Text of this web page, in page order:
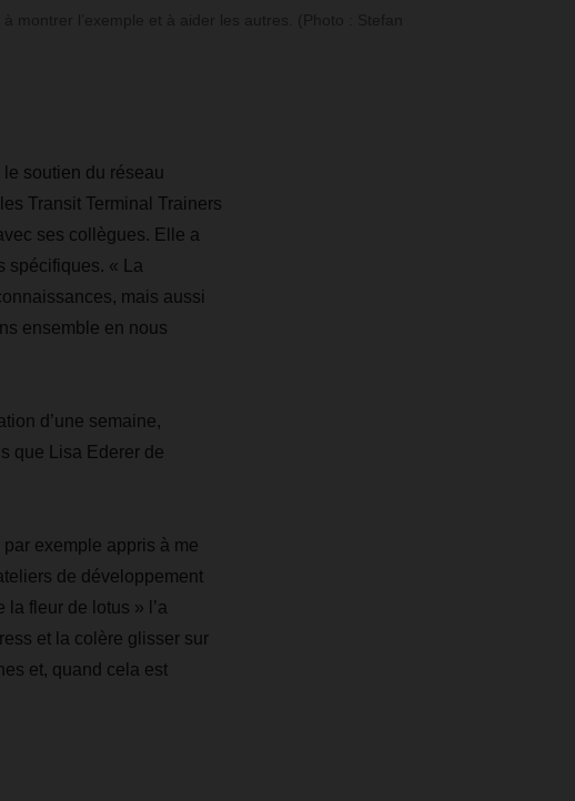
soutien du réseau
Transit Terminal Trainers
ses collègues. Elle a
spécifiques. « La
mais aussi
ensemble en nous
d’une semaine,
que Lisa Ederer de
par exemple appris à me
de développement
fleur de lotus » l’a
et la colère glisser sur
et, quand cela est